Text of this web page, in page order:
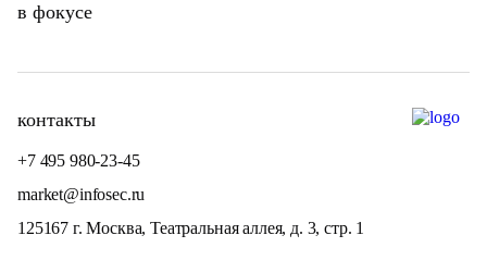
контакты
+7 495 980-23-45
market@infosec.ru
125167 г. Москва, Театральная аллея, д. 3, стр. 1
в фокусе